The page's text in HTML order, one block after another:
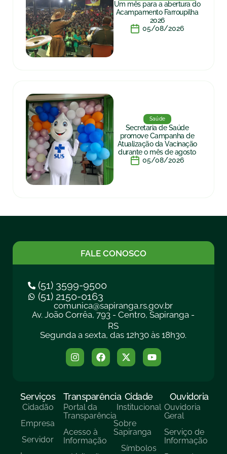
Um mês para a abertura do
Acampamento Farroupilha
2026
05/08/2026
Saúde
Secretaria de Saúde
promove Campanha de
Atualização da Vacinação
durante o mês de agosto
05/08/2026
FALE CONOSCO
(51) 3599-9500
(51) 2150-0163
comunica@sapiranga.rs.gov.br
Av. João Corrêa, 793 - Centro, Sapiranga -
RS
Segunda a sexta, das 12h30 às 18h30.
Serviços
Cidadão
Empresa
Servidor
Transparência
Portal da
Transparência
Acesso à
Informação
Cidade
Institucional
Sobre
Sapiranga
Símbolos
Ouvidoria
Ouvidoria
Geral
Serviço de
Informação